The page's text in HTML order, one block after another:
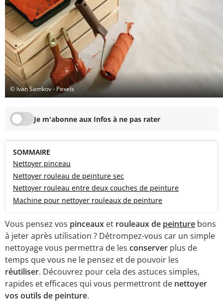
© Ivan Samkov - Pexels
Je m'abonne aux Infos à ne pas rater
SOMMAIRE
Nettoyer pinceau
Nettoyer rouleau de peinture sec
Nettoyer rouleau entre deux couches de peinture
Machine pour nettoyer rouleaux de peinture
Vous pensez vos pinceaux et rouleaux de peinture bons
à jeter après utilisation ? Détrompez-vous car un simple
nettoyage vous permettra de les conserver plus de
temps que vous ne le pensez et de pouvoir les
réutiliser. Découvrez pour cela des astuces simples,
rapides et efficaces qui vous permettront de nettoyer
vos outils de peinture.